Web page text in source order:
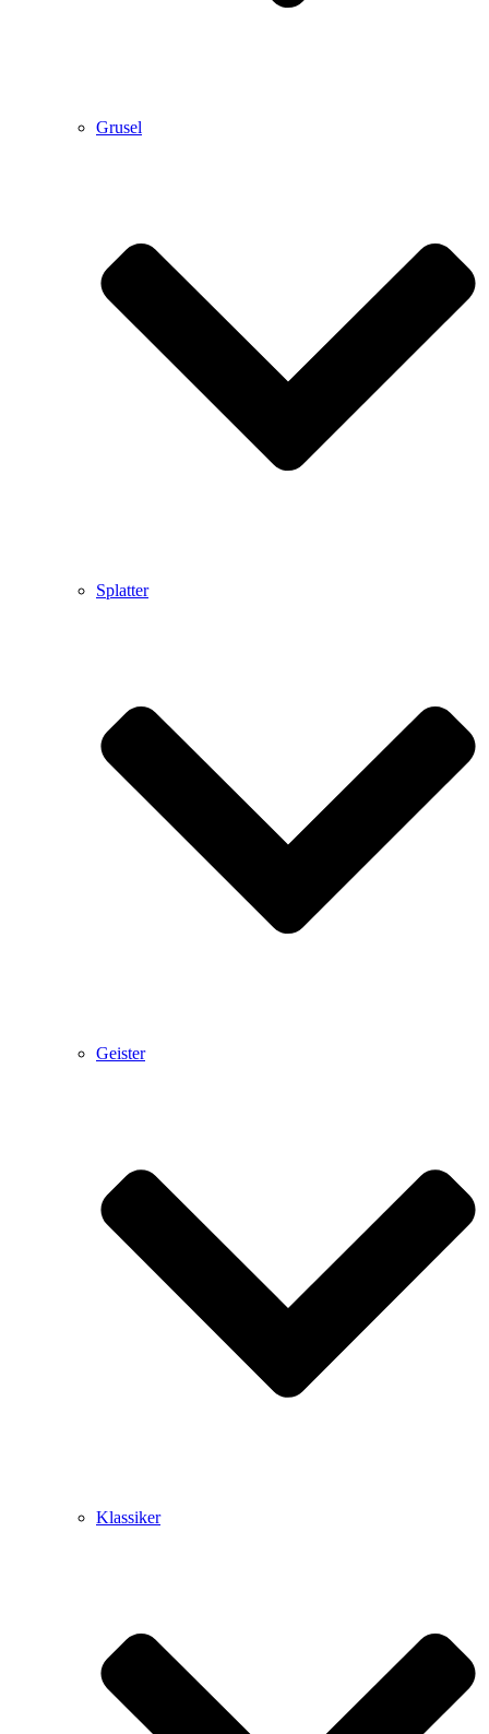
Grusel
Splatter
Geister
Klassiker